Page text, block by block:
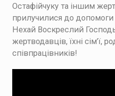
Остафійчуку та іншим
прилучилися до
Нехай Воскреслий
жертводавців, їхні сім’ї,
співпрацівників!